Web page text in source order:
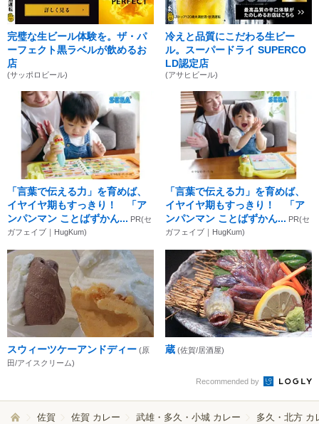
完璧な生ビール体験を。ザ・パ
ーフェクト黒ラベルが飲めるお
店
(サッポロビール)
冷えと品質にこだわる生ビー
ル。スーパードライ SUPERCO
LD認定店
(アサヒビール)
「言葉で伝える力」を育めば、
イヤイヤ期もすっきり！ 「ア
ンパンマン ことばずかん... PR(セ
ガフェイブ｜HugKum)
「言葉で伝える力」を育めば、
イヤイヤ期もすっきり！ 「ア
ンパンマン ことばずかん... PR(セ
ガフェイブ｜HugKum)
スウィーツケーアンドディー (原
田/アイスクリーム)
蔵 (佐賀/居酒屋)
Recommended by
佐賀 佐賀 カレー 武雄・多久・小城 カレー 多久・北方 カ